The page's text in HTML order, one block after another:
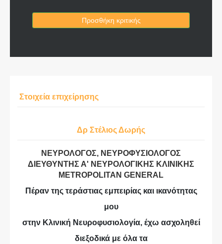
Προσθήκη κριτικής
Στοιχεία επιχείρησης
Δρ Στέλιος Δωρής
ΝΕΥΡΟΛΟΓΟΣ, ΝΕΥΡΟΦΥΣΙΟΛΟΓΟΣ
ΔΙΕΥΘΥΝΤΗΣ Α' ΝΕΥΡΟΛΟΓΙΚΗΣ ΚΛΙΝΙΚΗΣ
METROPOLITAN GENERAL
Πέραν της τεράστιας εμπειρίας και ικανότητας
μου
στην Κλινική Νευροφυσιολογία, έχω ασχοληθεί
διεξοδικά με όλα τα